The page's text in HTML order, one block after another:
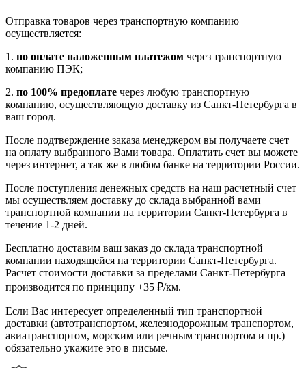
Отправка товаров через транспортную компанию
осуществляется:
1. по оплате наложенным платежом через транспортную
компанию ПЭК;
2. по 100% предоплате через любую транспортную
компанию, осуществляющую доставку из Санкт-Петербурга в
ваш город.
После подтверждение заказа менеджером вы получаете счет
на оплату выбранного Вами товара. Оплатить счет вы можете
через интернет, а так же в любом банке на территории России.
После поступления денежных средств на наш расчетный счет
мы осуществляем доставку до склада выбранной вами
транспортной компании на территории Санкт-Петербурга в
течение 1-2 дней.
Бесплатно доставим ваш заказ до склада транспортной
компании находящейся на территории Санкт-Петербурга.
Расчет стоимости доставки за пределами Санкт-Петербурга
производится по принципу +35 ₽/км.
Если Вас интересует определенный тип транспортной
доставки (автотранспортом, железнодорожным транспортом,
авиатранспортом, морским или речным транспортом и пр.)
обязательно укажите это в письме.